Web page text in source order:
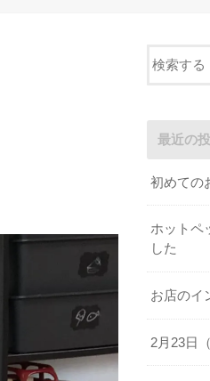
最近の
初めての
ホットペ
した
お店のイ
2月23日